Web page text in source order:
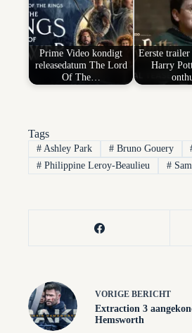
Prime Video kondigt
releasedatum The Lord
Of The…
Eerste
Harry
Tags
#Ashley Park #Bruno Gouery
#Philippine Leroy-Beaulieu #
VORIGE BERICHT
Extraction 3
Hemsworth